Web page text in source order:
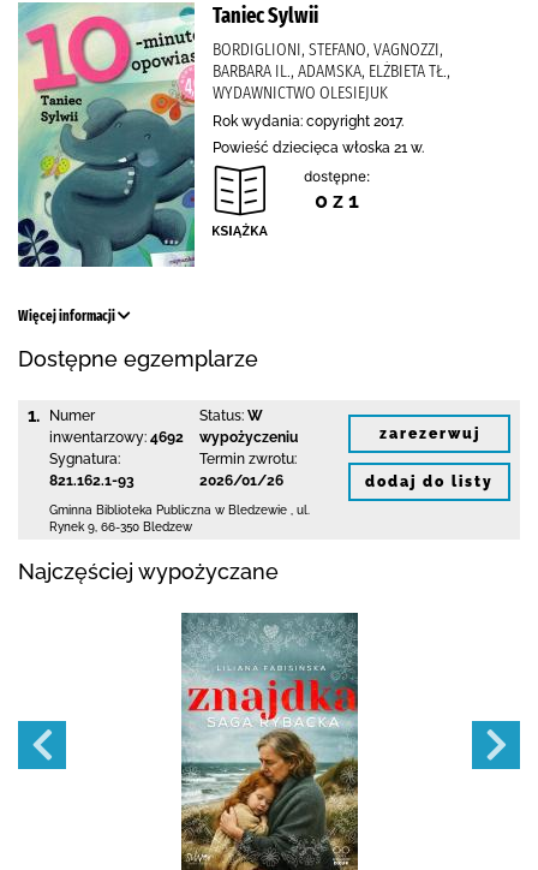
Taniec Sylwii
BORDIGLIONI, STEFANO, VAGNOZZI,
BARBARA IL., ADAMSKA, ELŻBIETA TŁ.,
WYDAWNICTWO OLESIEJUK
Rok wydania: copyright 2017.
Powieść dziecięca włoska 21 w.
dostępne:
0 z 1
Więcej informacji
Dostępne egzemplarze
1.
Numer
inwentarzowy: 4692
Sygnatura:
821.162.1-93
Status: W
wypożyczeniu
Termin zwrotu:
2026/01/26
Gminna Biblioteka Publiczna w Bledzewie
ul.
Rynek 9 66-350 Bledzew
zarezerwuj
dodaj do listy
Najczęściej wypożyczane